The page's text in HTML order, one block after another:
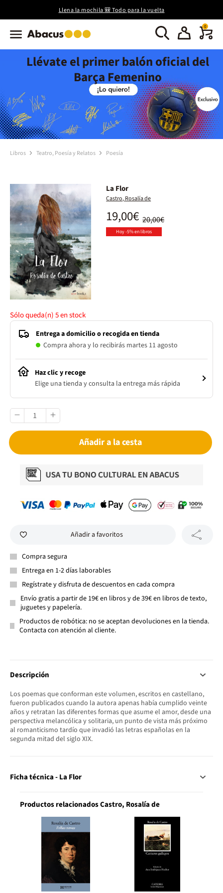
Llena la mochila 🎒 Todo para la vuelta
0
Llévate el primer balón oficial del
Barça Femenino
Libros Teatro, Poesía y Relatos Poesía
La Flor
Castro, Rosalía de
20,00€
19,00€
Hoy -5% en libros
Sólo queda(n)5en stock
Entrega a domicilio o recogida en tienda
Compra ahora y lo recibirás martes 11 agosto
Haz clic y recoge
Elige una tienda y consulta la entrega más rápida
Añadir a la cesta
Añadir a favoritos
Compra segura
Entrega en 1-2 días laborables
Regístrate y disfruta de descuentos en cada compra
Envío gratis a partir de 19€ en libros y de 39€ en libros de texto,
juguetes y papelería.
Productos de robótica: no se aceptan devoluciones en la tienda.
Contacta con atención al cliente.
Descripción
Los poemas que conforman este volumen, escritos en castellano,
fueron publicados cuando la autora apenas había cumplido veinte
años y retratan las diferentes formas que asume el amor, desde una
perspectiva melancólica y solitaria, un punto de vista más próximo
al romanticismo tardío que invadió las letras españolas en la
segunda mitad del siglo XIX.
Ficha técnica - La Flor
Productos relacionados Castro, Rosalía de